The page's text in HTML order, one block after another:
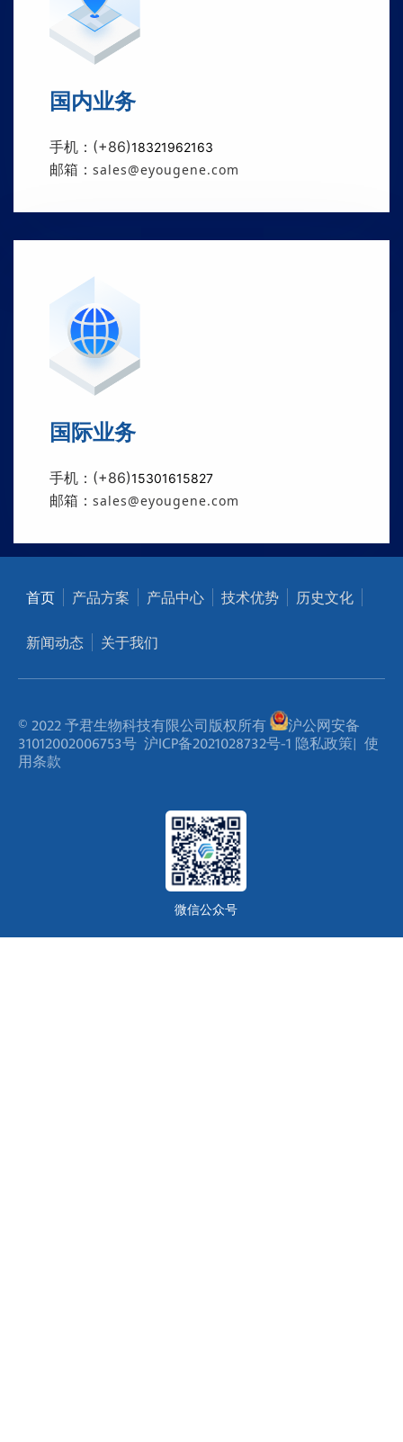
国内业务
手机：(+86)18321962163
邮箱： sales@eyougene.com
国际业务
手机：(+86)15301615827
邮箱： sales@eyougene.com
首页 产品方案 产品中心 技术优势 历史文化
新闻动态 关于我们
© 2022 予君生物科技有限公司版权所有
沪公网安备
31012002006753号 沪ICP备2021028732号-1 隐私政策| 使
用条款
微信公众号